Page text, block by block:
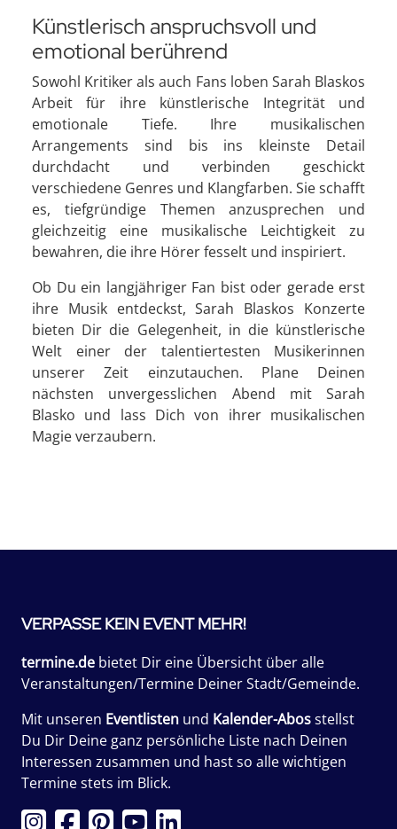
Künstlerisch anspruchsvoll und
emotional berührend
Sowohl Kritiker als auch Fans loben Sarah Blaskos
Arbeit für ihre künstlerische Integrität und
emotionale Tiefe. Ihre musikalischen
Arrangements sind bis ins kleinste Detail
durchdacht und verbinden geschickt
verschiedene Genres und Klangfarben. Sie schafft
es, tiefgründige Themen anzusprechen und
gleichzeitig eine musikalische Leichtigkeit zu
bewahren, die ihre Hörer fesselt und inspiriert.
Ob Du ein langjähriger Fan bist oder gerade erst
ihre Musik entdeckst, Sarah Blaskos Konzerte
bieten Dir die Gelegenheit, in die künstlerische
Welt einer der talentiertesten Musikerinnen
unserer Zeit einzutauchen. Plane Deinen
nächsten unvergesslichen Abend mit Sarah
Blasko und lass Dich von ihrer musikalischen
Magie verzaubern.
VERPASSE KEIN EVENT MEHR!
termine.de bietet Dir eine Übersicht über alle
Veranstaltungen/Termine Deiner Stadt/Gemeinde.
Mit unseren Eventlisten und Kalender-Abosstellst
Du Dir Deine ganz persönliche Liste nach Deinen
Interessen zusammen und hast so alle wichtigen
Termine stets im Blick.